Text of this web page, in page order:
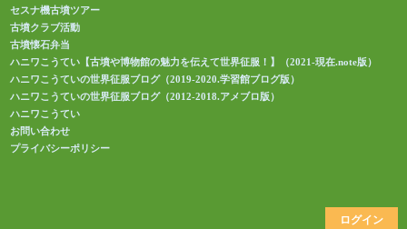
セスナ機古墳ツアー
古墳クラブ活動
古墳懐石弁当
ハニワこうてい【古墳や博物館の魅力を伝えて世界征服！】（2021-現在.note版）
ハニワこうていの世界征服ブログ（2019-2020.学習館ブログ版）
ハニワこうていの世界征服ブログ（2012-2018.アメブロ版）
ハニワこうてい
お問い合わせ
プライバシーポリシー
ログイン